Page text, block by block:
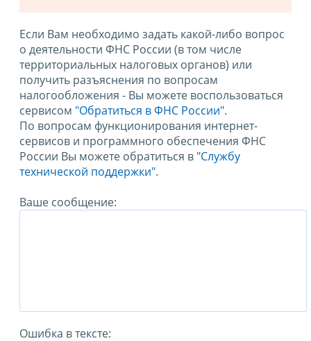
Если Вам необходимо задать какой-либо вопрос
о деятельности ФНС России (в том числе
территориальных налоговых органов) или
получить разъяснения по вопросам
налогообложения - Вы можете воспользоваться
сервисом "Обратиться в ФНС России".
По вопросам функционирования интернет-
сервисов и программного обеспечения ФНС
России Вы можете обратиться в "Службу
технической поддержки".
Ваше сообщение:
Ошибка в тексте: